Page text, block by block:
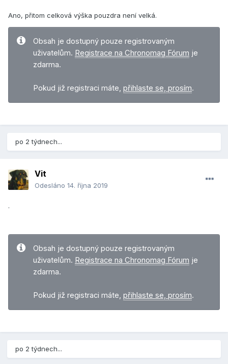
Ano, přitom celková výška pouzdra není velká.
Obsah je dostupný pouze registrovaným
uživatelům. Registrace na Chronomag Fórum je
zdarma.
Pokud již registraci máte, přihlaste se, prosím.
po 2 týdnech...
Vit
Odesláno 14. října 2019
.
Obsah je dostupný pouze registrovaným
uživatelům. Registrace na Chronomag Fórum je
zdarma.
Pokud již registraci máte, přihlaste se, prosím.
po 2 týdnech...